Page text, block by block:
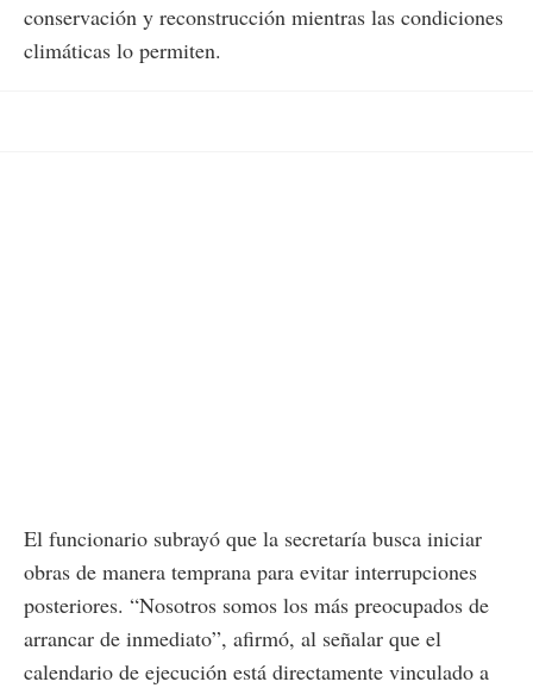
conservación y reconstrucción mientras las condiciones
climáticas lo permiten.
El funcionario subrayó que la secretaría busca iniciar
obras de manera temprana para evitar interrupciones
posteriores. “Nosotros somos los más preocupados de
arrancar de inmediato”, afirmó, al señalar que el
calendario de ejecución está directamente vinculado a